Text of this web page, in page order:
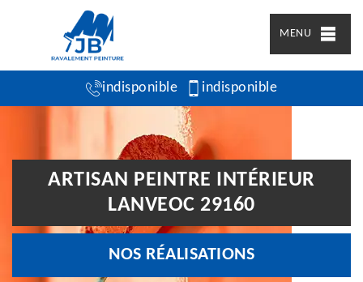
MENU
indisponible indisponible
ARTISAN PEINTRE INTÉRIEUR
LANVEOC 29160
NOS RÉALISATIONS